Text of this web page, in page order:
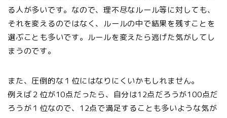
る人が多いです。なので、理不尽なルール等に対しても、
それを変えるのではなく、ルールの中で結果を残すことを
選ぶことも多いです。ルールを変えたら逃げた気がしてし
まうのです。
また、圧倒的な１位にはなりにくいかもしれません。
例えば２位が10点だったら、自分は12点だろうが100点だ
ろうが１位なので、12点で満足することも多いような気が